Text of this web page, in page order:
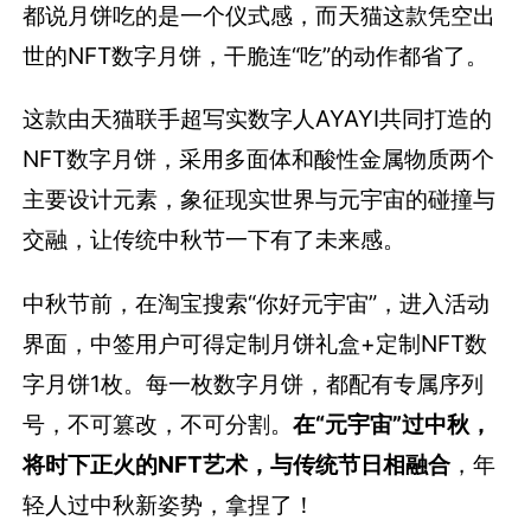
都说月饼吃的是一个仪式感，而天猫这款凭空出
世的NFT数字月饼，干脆连“吃”的动作都省了。
这款由天猫联手超写实数字人AYAYI共同打造的
NFT数字月饼，采用多面体和酸性金属物质两个
主要设计元素，象征现实世界与元宇宙的碰撞与
交融，让传统中秋节一下有了未来感。
中秋节前，在淘宝搜索“你好元宇宙”，进入活动
界面，中签用户可得定制月饼礼盒+定制NFT数
字月饼1枚。每一枚数字月饼，都配有专属序列
号，不可篡改，不可分割。在“元宇宙”过中秋，
将时下正火的NFT艺术，与传统节日相融合，年
轻人过中秋新姿势，拿捏了！